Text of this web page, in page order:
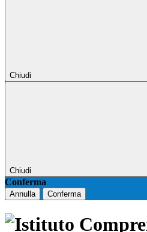
Chiudi
Chiudi
Conferma
Annulla Conferma